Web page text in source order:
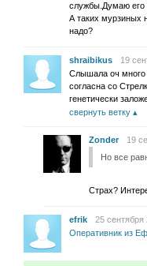
службы.Думаю его
А таких мурзиных
надо?
shraibikus
19
Слышала оч много
согласна со
генетически
свернуть ветку
Zonder
19
Но все
Страх?
efrik
25 сентября
Оперативник из